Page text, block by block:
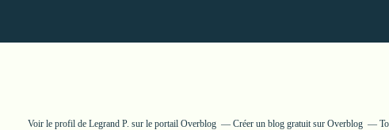
Voir le profil de Legrand P. sur le portail Overblog Créer un blog gratuit sur Overblog